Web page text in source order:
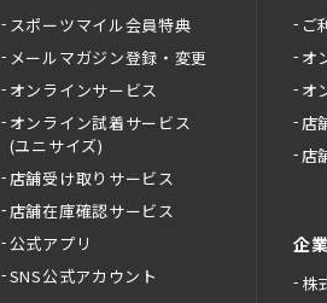
スポーツマイル会員特典
メールマガジン登録・変更
オンラインサービス
オンライン試着サービス
(ユニサイズ)
店舗受け取りサービス
店舗在庫確認サービス
公式アプリ
SNS公式アカウント
ご
オ
オ
店
店
企
株